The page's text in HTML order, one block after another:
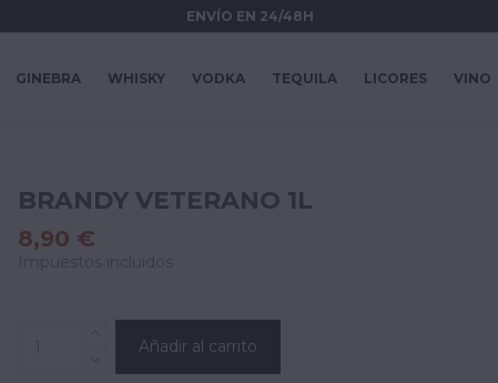
ENVÍO EN 24/48H
GINEBRA WHISKY VODKA TEQUILA LICORES VINO
BRANDY VETERANO 1L
8,90 €
Añadir al carrito